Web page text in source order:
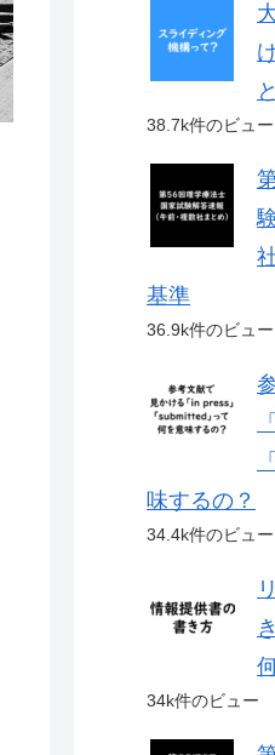
38.7k件のビュー
基準
36.9k件のビュー
味するの？
34.4k件のビュー
34k件のビュー